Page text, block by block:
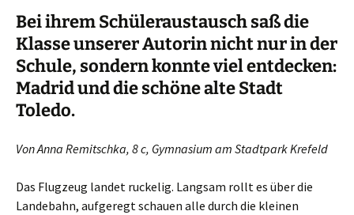
Bei ihrem Schüleraustausch saß die
Klasse unserer Autorin nicht nur in der
Schule, sondern konnte viel entdecken:
Madrid und die schöne alte Stadt
Toledo.
Von Anna Remitschka, 8 c, Gymnasium am Stadtpark Krefeld
Das Flugzeug landet ruckelig. Langsam rollt es über die
Landebahn, aufgeregt schauen alle durch die kleinen